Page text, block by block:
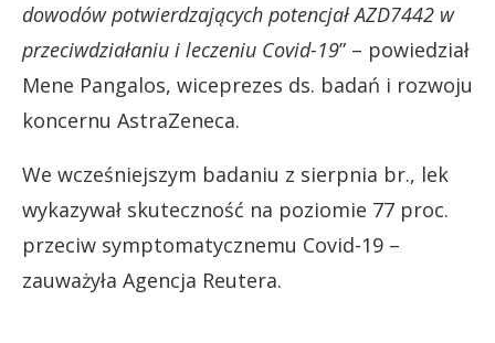
dowodów potwierdzających potencjał AZD7442 w
przeciwdziałaniu i leczeniu Covid-19” – powiedział
Mene Pangalos, wiceprezes ds. badań i rozwoju
koncernu AstraZeneca.
We wcześniejszym badaniu z sierpnia br., lek
wykazywał skuteczność na poziomie 77 proc.
przeciw symptomatycznemu Covid-19 –
zauważyła Agencja Reutera.